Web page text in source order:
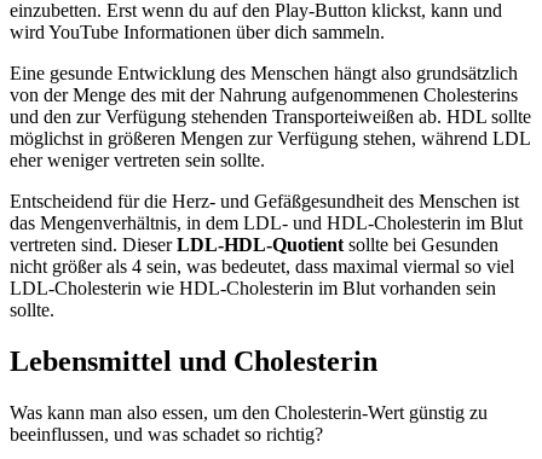
einzubetten. Erst wenn du auf den Play-Button klickst, kann und
wird YouTube Informationen über dich sammeln.
Eine gesunde Entwicklung des Menschen hängt also grundsätzlich
von der Menge des mit der Nahrung aufgenommenen Cholesterins
und den zur Verfügung stehenden Transporteiweißen ab. HDL sollte
möglichst in größeren Mengen zur Verfügung stehen, während LDL
eher weniger vertreten sein sollte.
Entscheidend für die Herz- und Gefäßgesundheit des Menschen ist
das Mengenverhältnis, in dem LDL- und HDL-Cholesterin im Blut
vertreten sind. DieserLDL-HDL-Quotientsollte bei Gesunden
nicht größer als 4 sein, was bedeutet, dass maximal viermal so viel
LDL-Cholesterin wie HDL-Cholesterin im Blut vorhanden sein
sollte.
Lebensmittel und Cholesterin
Was kann man also essen, um den Cholesterin-Wert günstig zu
beeinflussen, und was schadet so richtig?